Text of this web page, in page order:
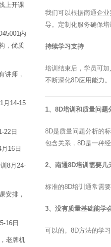
我们可以根据南通企
导。定制化服务确保
持续学习支持
培训结束后，学员可
不断深化8D应用能力。
1、8D培训和质量问题
8D是质量问题分析的
包含关系，8D是一种
2、南通8D培训需要几
标准的8D培训通常需
3、没有质量基础能学
可以的。8D方法的学
上开课
内
，优质
讲师，
月14-15
22日
16日
8月24-
安排，
16日
老牌机